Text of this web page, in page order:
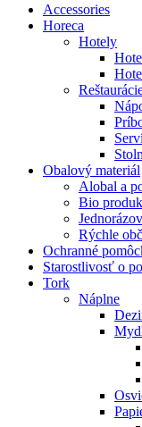
Accessories
Horeca
Hotely
Obalový materiál
Alobal a
Bio
Rýchle
Ochranné
Starostlivosť o
Tork
Náplne